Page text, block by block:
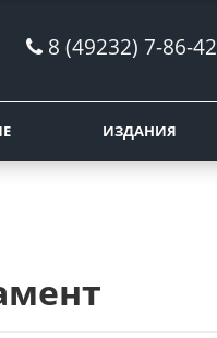
8 (49232) 7-86-42
ИЗДАНИЯ